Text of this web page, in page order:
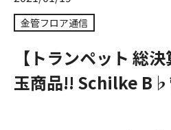
金管フロア通信
【トランペット 総
玉商品!! Schilke B♭